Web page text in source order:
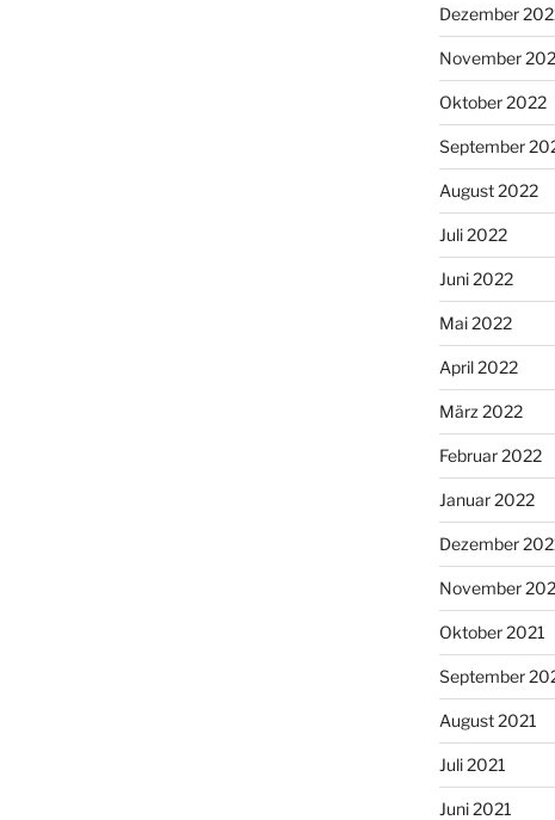
Dezember
November
Oktober 2022
September
August 2022
Juli 2022
Juni 2022
Mai 2022
April 2022
März 2022
Februar 2022
Januar 2022
Dezember
November
Oktober 2021
September
August 2021
Juli 2021
Juni 2021